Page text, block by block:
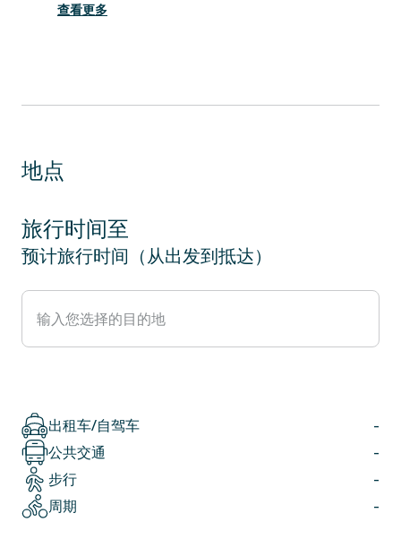
查看更多
地点
旅行时间至
预计旅行时间（从出发到抵达）
出租车/自驾车
-
公共交通
-
步行
-
周期
-